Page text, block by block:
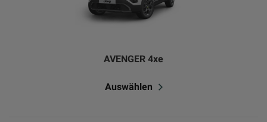
AVENGER 4xe
Auswählen